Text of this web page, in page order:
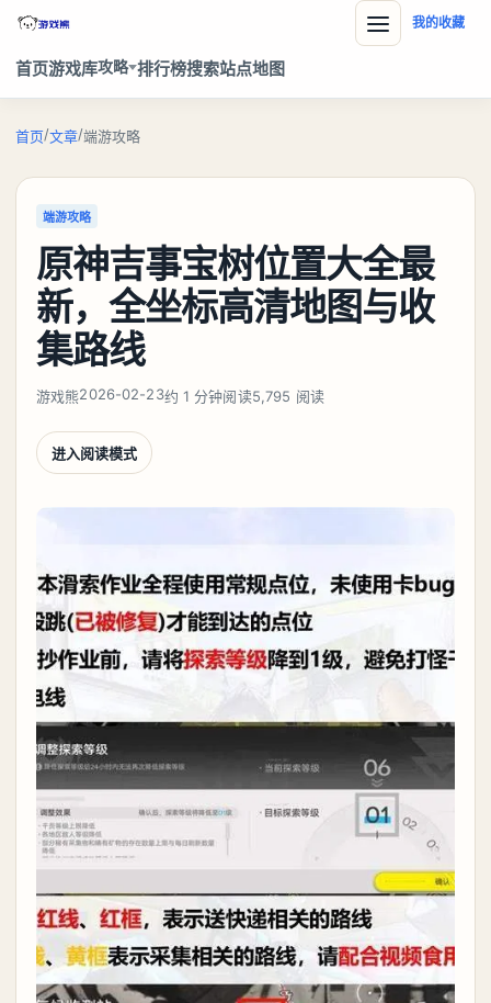
首页游戏库攻略 排行榜搜索站点地图
我的收藏
首页/文章/端游攻略
端游攻略
原神吉事宝树位置大全最
新，全坐标高清地图与收
集路线
游戏熊2026-02-23约 1 分钟阅读5,795 阅读
进入阅读模式